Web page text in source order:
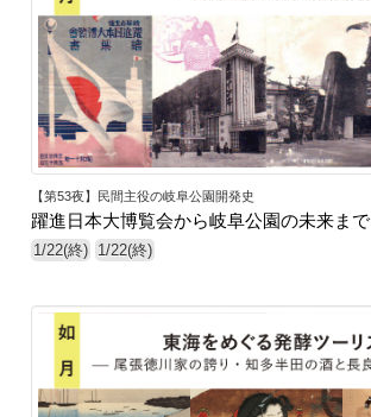
【第53夜】民間主役の岐阜公園開発史
躍進日本大博覧会から岐阜公園の未来まで
1/22(終) 1/22(終)